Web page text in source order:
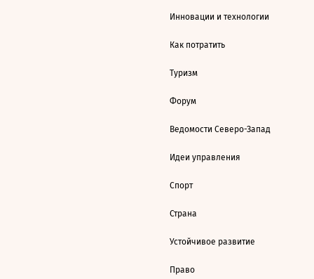
Инновации и технологии
Как потратить
Туризм
Форум
Ведомости Северо-Запад
Идеи управления
Спорт
Страна
Устойчивое развитие
Право